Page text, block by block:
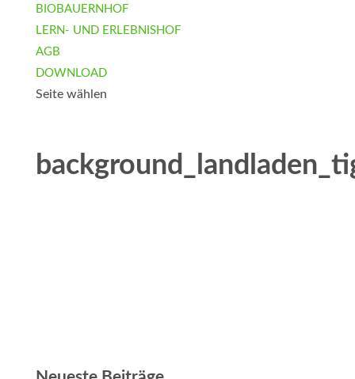
BIOBAUERNHOF
LERN- UND ERLEBNISHOF
AGB
DOWNLOAD
Seite wählen